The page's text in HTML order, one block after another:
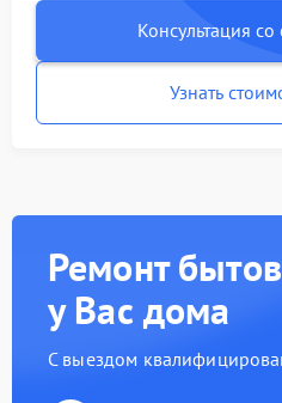
Консультация
Узнать
Ремонт
у Вас дома
С выездом